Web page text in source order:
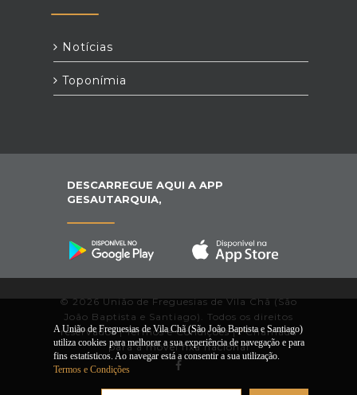
Notícias
Toponímia
DESCARREGUE AQUI A APP
GESAUTARQUIA,
© 2026 União de Freguesias de Vila Chã (São
João Baptista e Santiago). Todos os direitos
reservados |Termos e Condições|*Chamada
para a móvel fixa nacional
A União de Freguesias de Vila Chã (São João Baptista e Santiago)
utiliza cookies para melhorar a sua experiência de navegação e para
fins estatísticos. Ao navegar está a consentir a sua utilização.
Termos e Condições